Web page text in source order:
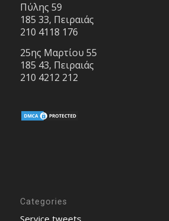
Πύλης 59
185 33, Πειραιάς
210 4118 176
25ης Μαρτίου 55
185 43, Πειραιάς
210 4212 212
Categories
Service tweets